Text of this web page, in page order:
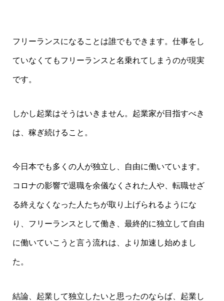
フリーランスになることは誰でもできます。仕事をし
ていなくてもフリーランスと名乗れてしまうのが現実
です。
しかし起業はそうはいきません。起業家が目指すべき
は、稼ぎ続けること。
今日本でも多くの人が独立し、自由に働いています。
コロナの影響で退職を余儀なくされた人や、転職せざ
る終えなくなった人たちが取り上げられるようにな
り、フリーランスとして働き、最終的に独立して自由
に働いていこうと言う流れは、より加速し始めまし
た。
結論、起業して独立したいと思ったのならば、起業し